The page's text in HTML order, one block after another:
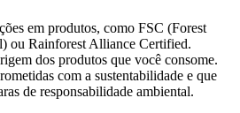
em produtos, como FSC (Forest
ou Rainforest Alliance Certified.
dos produtos que você consome.
com a sustentabilidade e que
de responsabilidade ambiental.